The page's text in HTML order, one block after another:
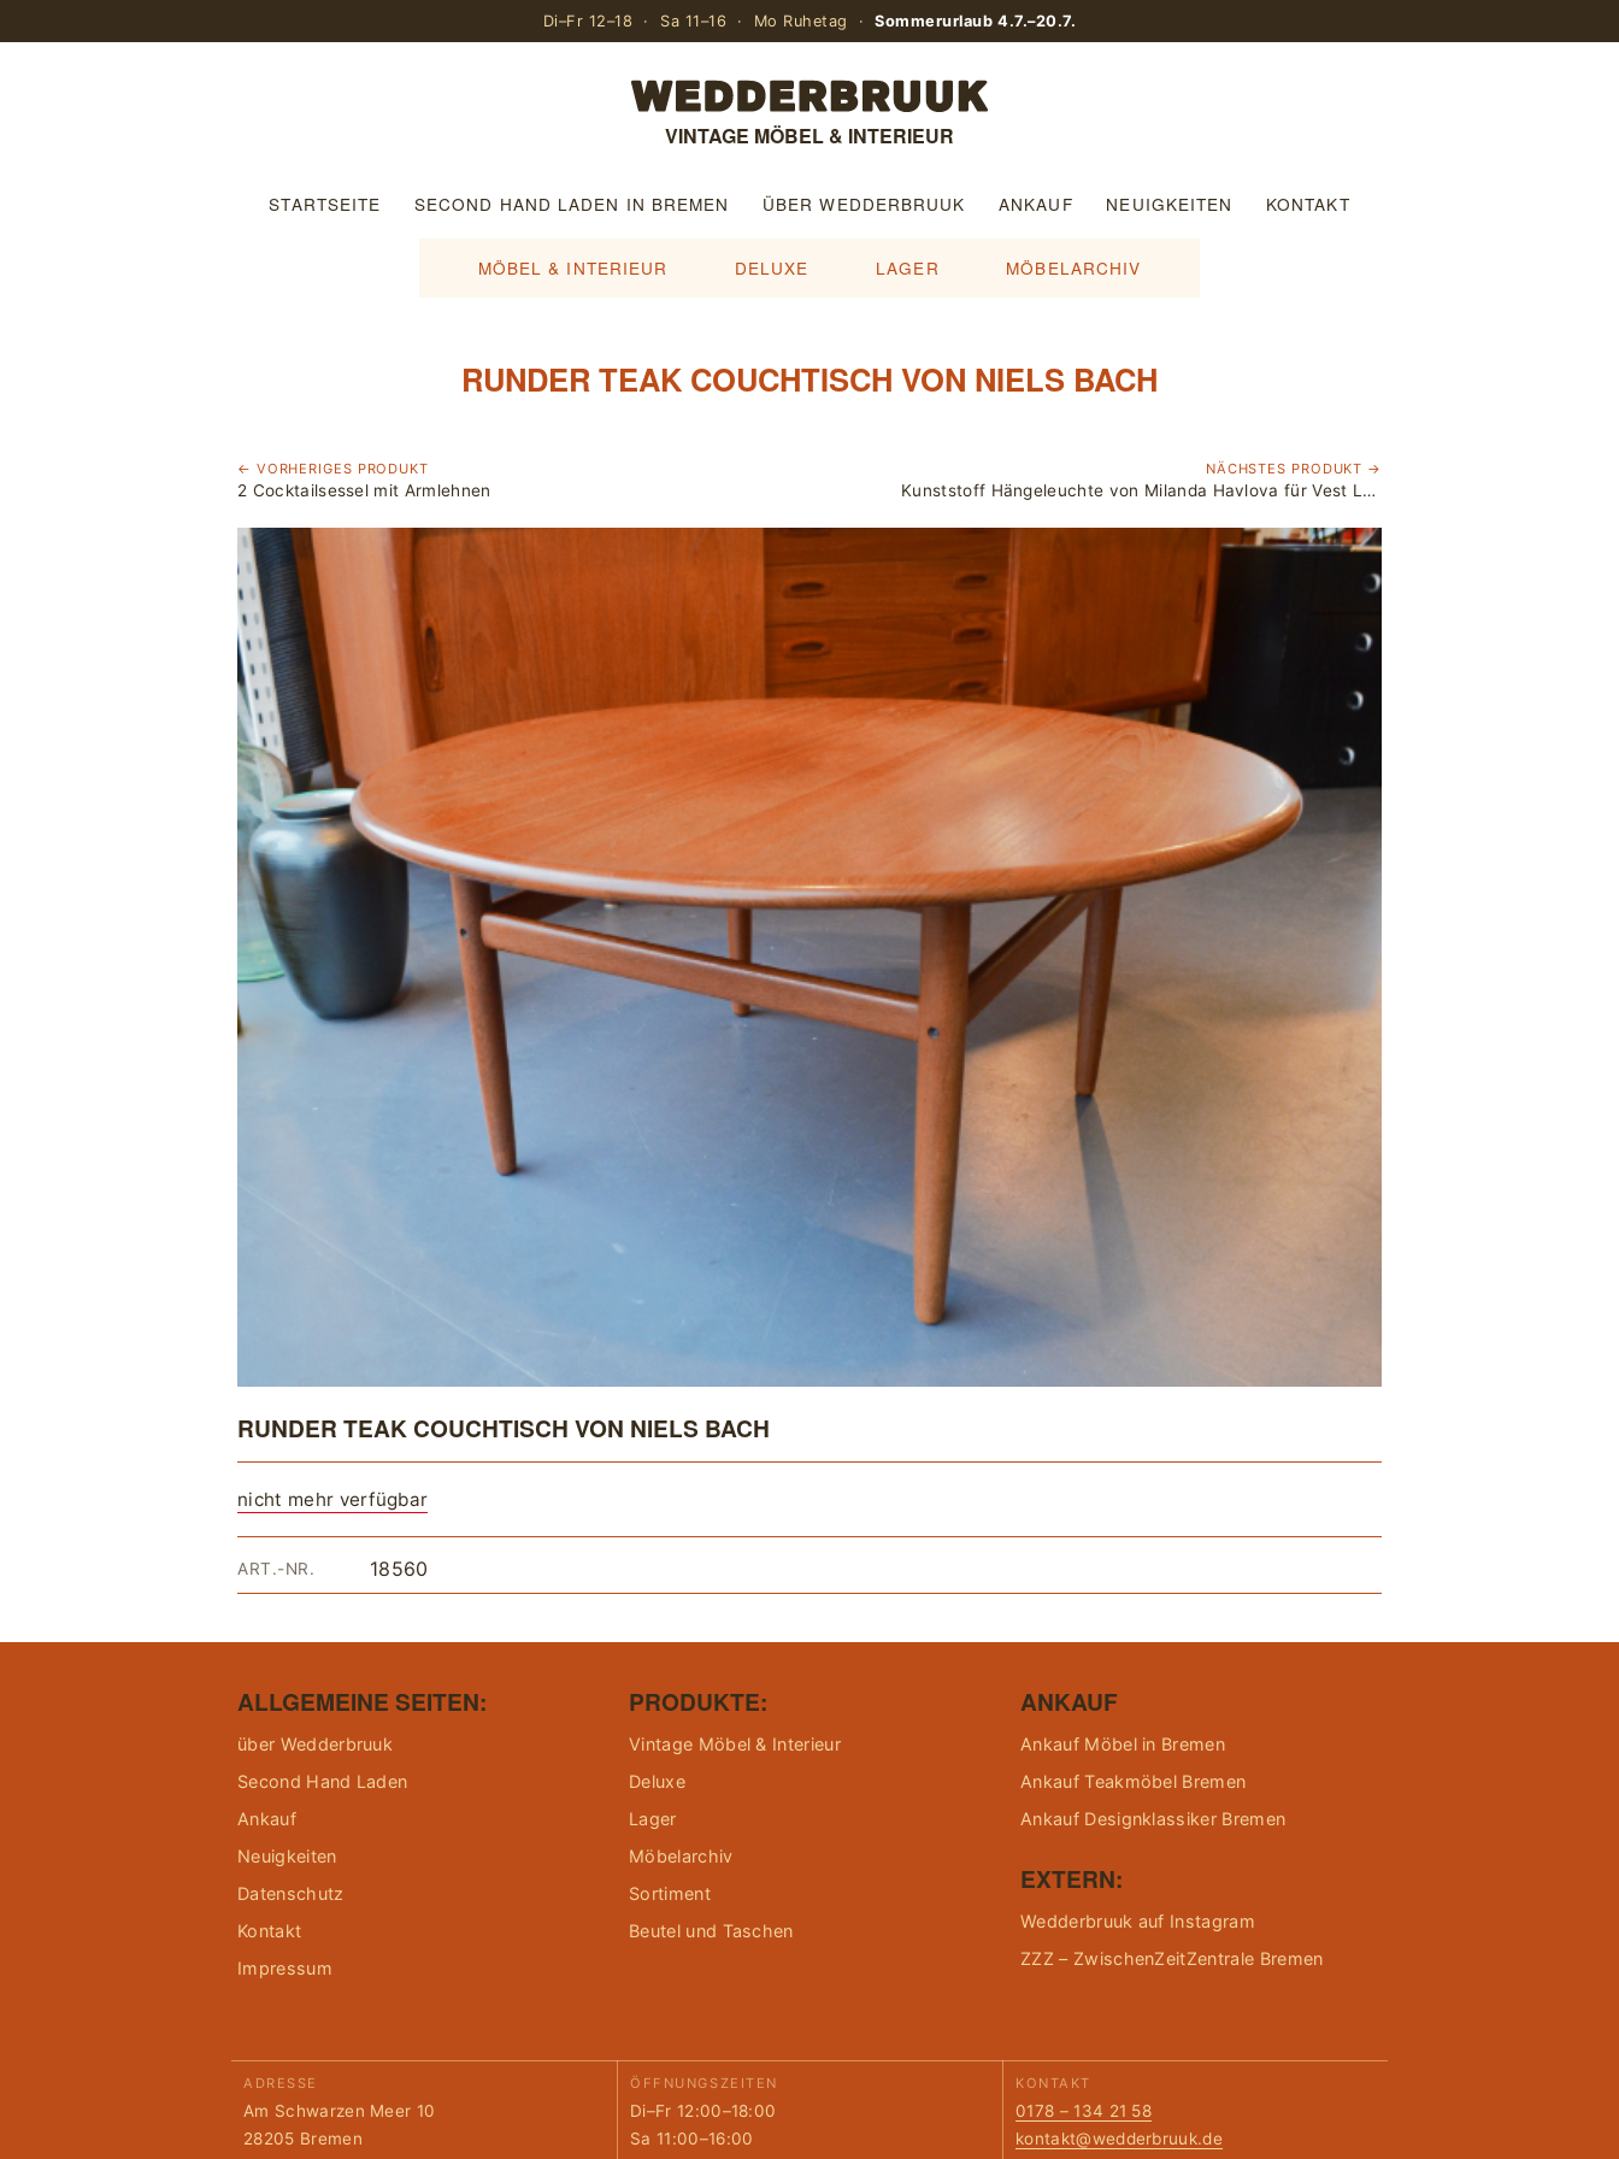
Di–Fr 12–18 · Sa 11–16 · Mo Ruhetag ·Sommerurlaub 4.7.–20.7.
VINTAGE MÖBEL & INTERIEUR
STARTSEITE SECOND HAND LADEN IN BREMEN ÜBER WEDDERBRUUK ANKAUF NEUIGKEITEN KONTAKT
MÖBEL & INTERIEUR DELUXE LAGER MÖBELARCHIV
RUNDER TEAK COUCHTISCH VON NIELS BACH
← VORHERIGES PRODUKT
2 Cocktailsessel mit Armlehnen
NÄCHSTES PRODUKT →
Kunststoff Hängeleuchte von Milanda Havlova für Vest Leuchten (Austria)
RUNDER TEAK COUCHTISCH VON NIELS BACH
nicht mehr verfügbar
ART.-NR. 18560
ALLGEMEINE SEITEN:
über Wedderbruuk
Second Hand Laden
Ankauf
Neuigkeiten
Datenschutz
Kontakt
Impressum
PRODUKTE:
Vintage Möbel & Interieur
Deluxe
Lager
Möbelarchiv
Sortiment
Beutel und Taschen
ANKAUF
Ankauf Möbel in Bremen
Ankauf Teakmöbel Bremen
Ankauf Designklassiker Bremen
EXTERN:
Wedderbruuk auf Instagram
ZZZ – ZwischenZeitZentrale Bremen
ADRESSE
Am Schwarzen Meer 10
28205 Bremen
ÖFFNUNGSZEITEN
Di–Fr 12:00–18:00
Sa 11:00–16:00
KONTAKT
0178 – 134 21 58
kontakt@wedderbruuk.de